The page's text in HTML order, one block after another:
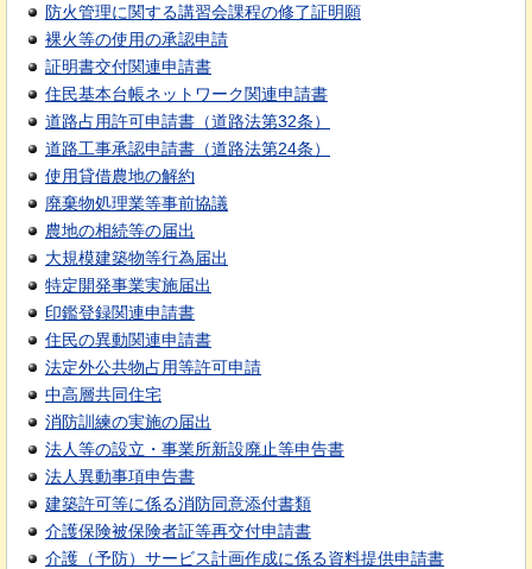
防火管理に関する講習会課程の修了証明願
裸火等の使用の承認申請
証明書交付関連申請書
住民基本台帳ネットワーク関連申請書
道路占用許可申請書（道路法第32条）
道路工事承認申請書（道路法第24条）
使用貸借農地の解約
廃棄物処理業等事前協議
農地の相続等の届出
大規模建築物等行為届出
特定開発事業実施届出
印鑑登録関連申請書
住民の異動関連申請書
法定外公共物占用等許可申請
中高層共同住宅
消防訓練の実施の届出
法人等の設立・事業所新設廃止等申告書
法人異動事項申告書
建築許可等に係る消防同意添付書類
介護保険被保険者証等再交付申請書
介護（予防）サービス計画作成に係る資料提供申請書